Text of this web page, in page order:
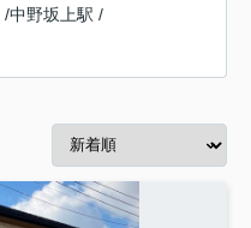
/中野坂上駅 /